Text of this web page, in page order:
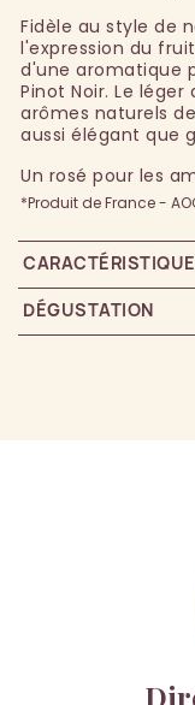
Fidèle au style de
l'expression du
d'une aromatique
Pinot Noir. Le
arômes naturels
aussi élégant que
Un rosé pour les
*Produit de France -
DÉGUSTATION